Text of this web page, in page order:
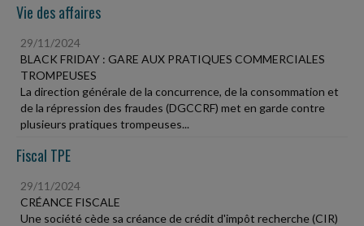
Vie des affaires
29/11/2024
BLACK FRIDAY : GARE AUX PRATIQUES COMMERCIALES
TROMPEUSES
La direction générale de la concurrence, de la consommation et
de la répression des fraudes (DGCCRF) met en garde contre
plusieurs pratiques trompeuses...
Fiscal TPE
29/11/2024
CRÉANCE FISCALE
Une société cède sa créance de crédit d'impôt recherche (CIR)